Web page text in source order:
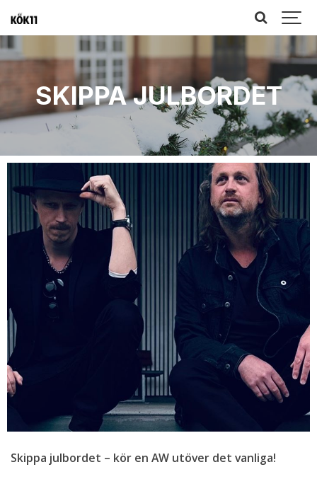
SKIPPA JULBORDET
Skippa julbordet – kör en AW utöver det vanliga!